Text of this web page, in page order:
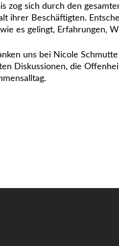
zog sich durch den
ihrer Beschäftigten.
es gelingt, Erfahrungen,
uns bei Nicole
Diskussionen, die